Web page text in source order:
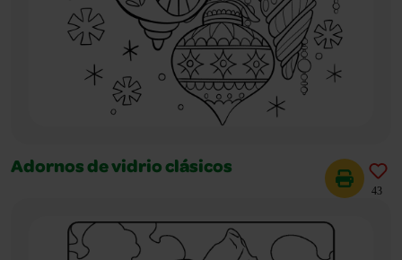
Adornos de vidrio clásicos
43